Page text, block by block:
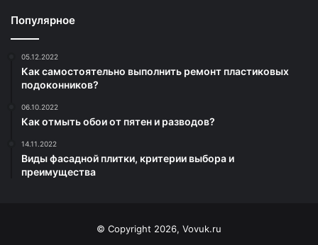
Популярное
05.12.2022
Как самостоятельно выполнить ремонт пластиковых
подоконников?
06.10.2022
Как отмыть обои от пятен и разводов?
14.11.2022
Виды фасадной плитки, критерии выбора и
преимущества
© Copyright 2026, Vovuk.ru